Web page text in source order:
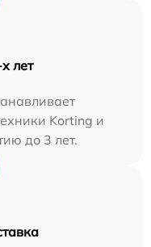
лет
Korting и
до 3 лет.